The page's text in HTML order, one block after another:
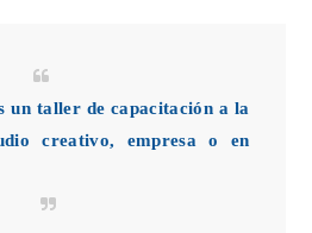
un taller de capacitación a la
creativo, empresa o en